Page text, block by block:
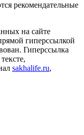
рекомендательные
на сайте
гиперссылкой
Гиперссылка
sakhalife.ru,